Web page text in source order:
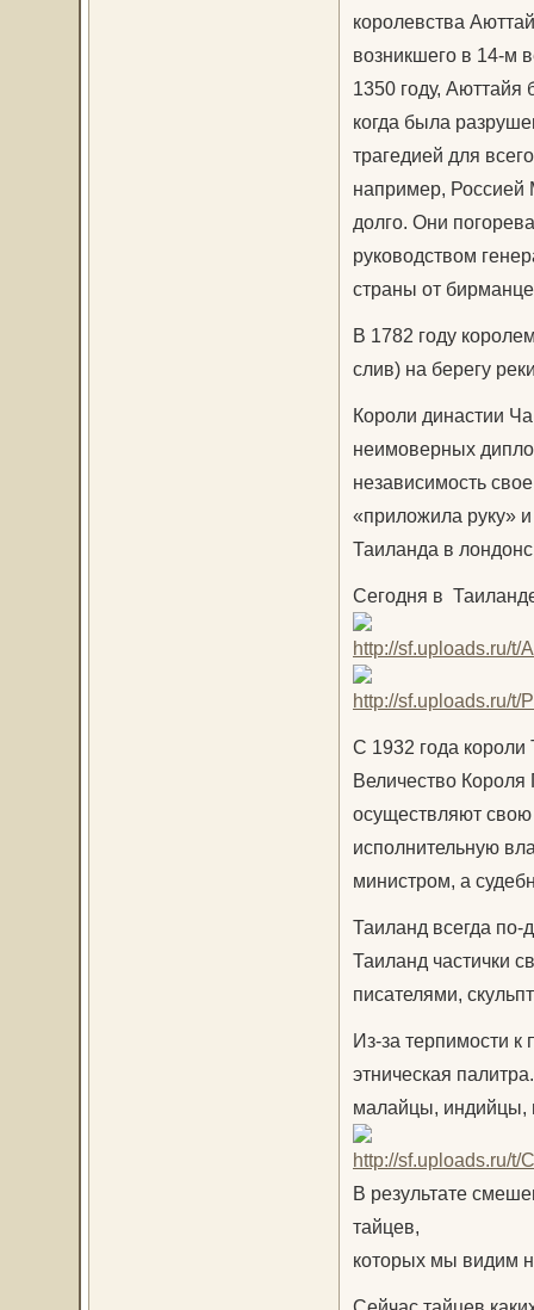
королевства
возникшего в 14-м
1350 году, Аюттайя
когда была
трагедией для
например, Россией
долго. Они
руководством
страны от
В 1782 году
слив) на берегу
Короли династии
неимоверных
независимость
«приложила руку»
Таиланда в
Сегодня в
С 1932 года
Величество
осуществляют
исполнительную
министром, а
Таиланд всегда по-
Таиланд частички
писателями,
Из-за терпимости
этническая
малайцы, индийцы,
В результате
тайцев,
которых мы видим